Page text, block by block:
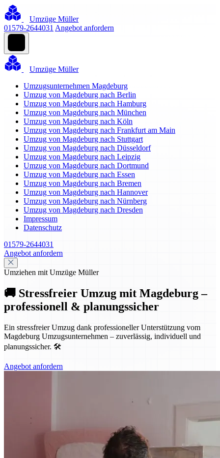
Umzüge Müller
01579-2644031 Angebot anfordern
Umzüge Müller
Umzugsunternehmen Magdeburg
Umzug von Magdeburg nach Berlin
Umzug von Magdeburg nach Hamburg
Umzug von Magdeburg nach München
Umzug von Magdeburg nach Köln
Umzug von Magdeburg nach Frankfurt am Main
Umzug von Magdeburg nach Stuttgart
Umzug von Magdeburg nach Düsseldorf
Umzug von Magdeburg nach Leipzig
Umzug von Magdeburg nach Dortmund
Umzug von Magdeburg nach Essen
Umzug von Magdeburg nach Bremen
Umzug von Magdeburg nach Hannover
Umzug von Magdeburg nach Nürnberg
Umzug von Magdeburg nach Dresden
Impressum
Datenschutz
01579-2644031
Angebot anfordern
Umziehen mit Umzüge Müller
🚚 Stressfreier Umzug mit Magdeburg –
professionell & planungssicher
Ein stressfreier Umzug dank professioneller Unterstützung vom
Magdeburg Umzugsunternehmen – zuverlässig, individuell und
planungssicher. 🛠️
Angebot anfordern